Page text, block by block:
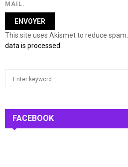
MAIL.
This site uses Akismet to reduce spam.
data is processed.
h
FACEBOOK